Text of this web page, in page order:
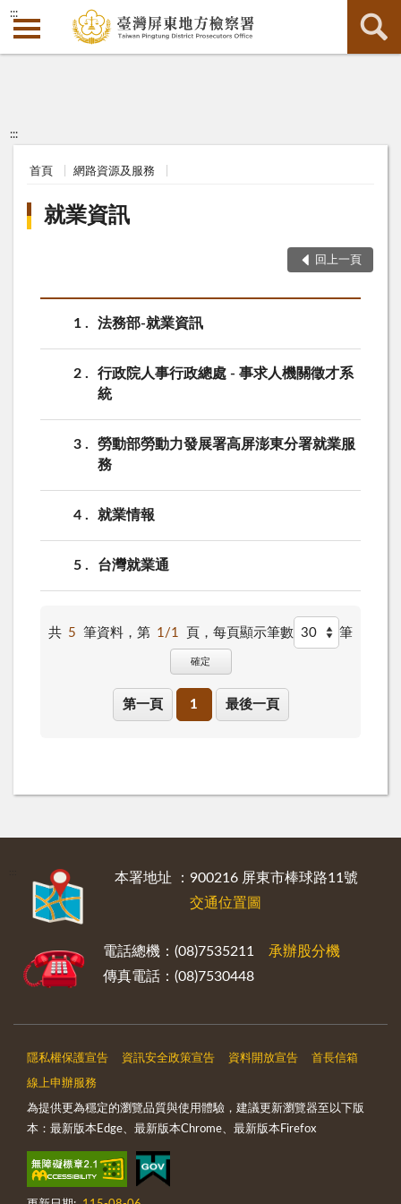
:::
:::
首頁 網路資源及服務
就業資訊
回上一頁
1 法務部-就業資訊
2
行政院人事行政總處 - 事求人機關徵才系
統
3
勞動部勞動力發展署高屏澎東分署就業服
務
4 就業情報
5 台灣就業通
共 5 筆資料，第 1/1 頁， 每頁顯示筆數 筆
確定
第一頁 1 最後一頁
本署地址 ：900216 屏東市棒球路11號
交通位置圖
電話總機：(08)7535211 承辦股分機
傳真電話：(08)7530448
隱私權保護宣告 資訊安全政策宣告 資料開放宣告 首長信箱
線上申辦服務
為提供更為穩定的瀏覽品質與使用體驗，建議更新瀏覽器至以下版
本：最新版本Edge、最新版本Chrome、最新版本Firefox